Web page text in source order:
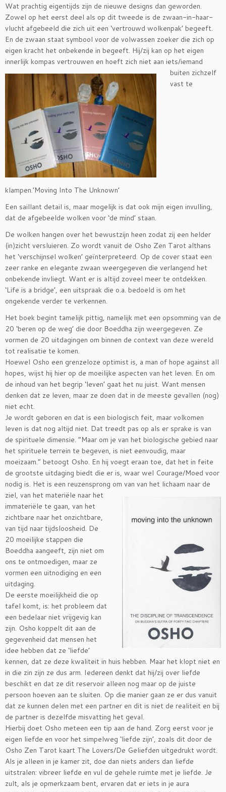
Wat prachtig eigentijds zijn de nieuwe designs dan geworden.
Zowel op het eerst deel als op dit tweede is de zwaan-in-haar-
vlucht afgebeeld die zich uit een ‘vertrouwd wolkenpak’ begeeft.
En de zwaan staat symbool voor de volwassen zoeker die zich op
eigen kracht het onbekende in begeeft. Hij/zij kan op het eigen
innerlijk kompas vertrouwen en hoeft zich niet aan iets/iemand
buiten zichzelf
vast te
klampen.’Moving Into The Unknown’
Een saillant detail is, maar mogelijk is dat ook mijn eigen invulling,
dat de afgebeelde wolken voor ‘de mind’ staan.
De wolken hangen over het bewustzijn heen zodat zij een helder
(in)zicht versluieren. Zo wordt vanuit de Osho Zen Tarot althans
het ‘verschijnsel wolken’ geïnterpreteerd. Op de cover staat een
zeer ranke en elegante zwaan weergegeven die verlangend het
onbekende invliegt. Want er is altijd zoveel meer te ontdekken.
‘Life is a bridge’, een uitspraak die o.a. bedoeld is om het
ongekende verder te verkennen.
Het boek begint tamelijk pittig, namelijk met een opsomming van de
20 ‘beren op de weg’ die door Boeddha zijn weergegeven. Ze
vormen de 20 uitdagingen om binnen de context van deze wereld
tot realisatie te komen.
Hoewel Osho een grenzeloze optimist is, a man of hope against all
hopes, wijst hij hier op de moeilijke aspecten van het leven. En om
de inhoud van het begrip ‘leven’ gaat het nu juist. Want mensen
denken dat ze leven, maar ze doen dat in de meeste gevallen (nog)
niet echt.
Je wordt geboren en dat is een biologisch feit, maar volkomen
leven is dat nog altijd niet. Dat treedt pas op als er sprake is van
de spirituele dimensie. “Maar om je van het biologische gebied naar
het spirituele terrein te begeven, is niet eenvoudig, maar
moeizaam.” betoogt Osho. En hij voegt eraan toe, dat het in feite
de grootste uitdaging biedt die er is, waar wel Courage/Moed voor
nodig is. Het is een reuzensprong om van van het lichaam naar de
ziel, van het materiële naar het
immateriële te gaan, van het
zichtbare naar het onzichtbare,
van tijd naar tijdsloosheid. De
20 moeilijke stappen die
Boeddha aangeeft, zijn niet om
ons te ontmoedigen, maar ze
vormen een uitnodiging en een
uitdaging.
De eerste moeilijkheid die op
tafel komt, is: het probleem dat
een bedelaar niet vrijgevig kan
zijn. Osho koppelt dit aan de
gegevenheid dat mensen het
idee hebben dat ze ‘liefde’
kennen, dat ze deze kwaliteit in huis hebben. Maar het klopt niet en
in die zin zijn ze dus arm. Iedereen denkt dat hij/zij over liefde
beschikt en dat ze dit reservoir alleen nog maar op de juiste
persoon hoeven aan te sluiten. Op die manier gaan ze er dus vanuit
dat ze kunnen delen met een partner en dit is niet de realiteit en bij
de partner is dezelfde misvatting het geval.
Hierbij doet Osho meteen een tip aan de hand. Zorg eerst voor je
eigen liefde en voor het simpelweg ‘liefde zijn’, zoals dit door de
Osho Zen Tarot kaart The Lovers/De Geliefden uitgedrukt wordt.
Als je alleen in je kamer zit, doe dan niets anders dan liefde
uitstralen: vibreer liefde en vul de gehele ruimte met je liefde. Je
zult, als je opmerkzaam bent, ervaren dat er iets in je aura